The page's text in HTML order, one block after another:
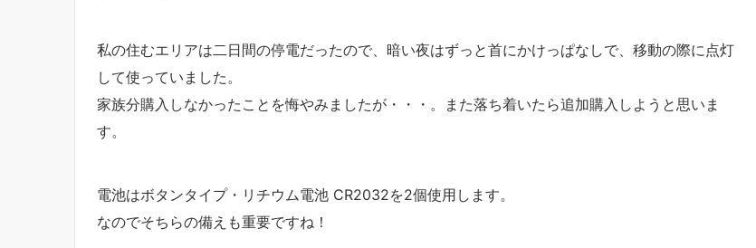
私の住むエリアは二日間の停電だったので、暗い夜はずっと首にかけっぱなしで、移動の際に点灯
して使っていました。
家族分購入しなかったことを悔やみましたが・・・。また落ち着いたら追加購入しようと思いま
す。
電池はボタンタイプ・リチウム電池 CR2032を2個使用します。
なのでそちらの備えも重要ですね！